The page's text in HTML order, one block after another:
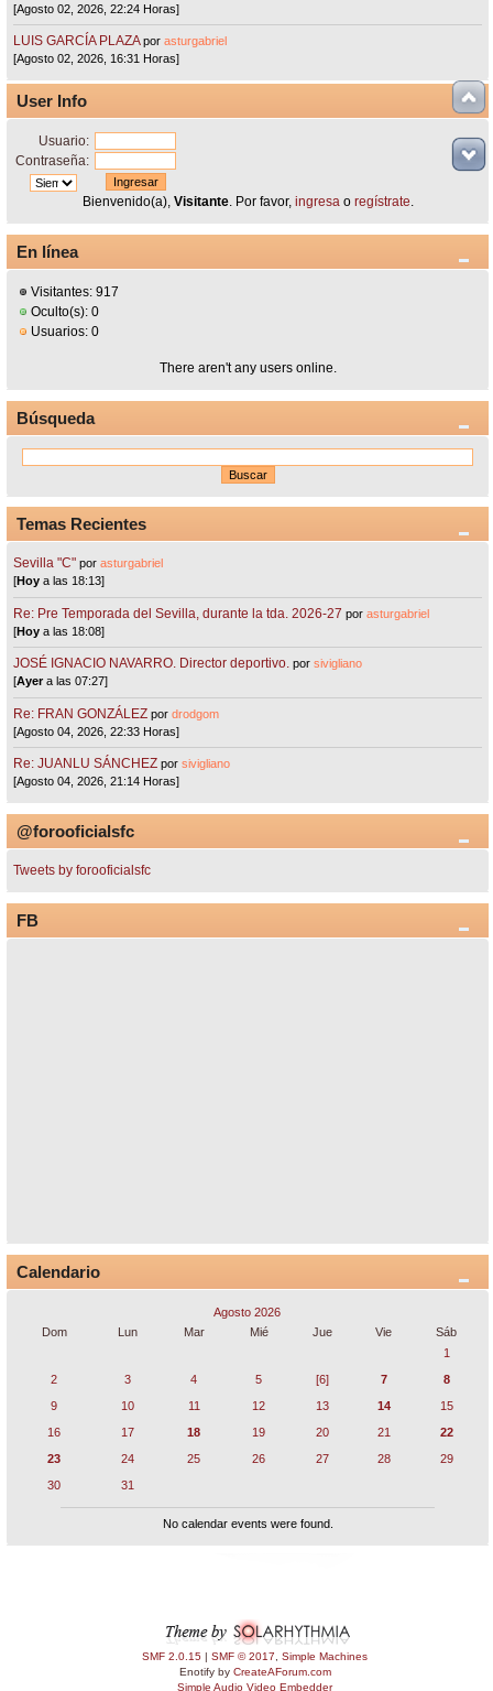
[Agosto 02, 2026, 22:24 Horas]
LUIS GARCÍA PLAZA porasturgabriel
[Agosto 02, 2026, 16:31 Horas]
User Info
Usuario:
Contraseña:
Bienvenido(a), Visitante. Por favor, ingresao regístrate.
En línea
Visitantes: 917
Oculto(s): 0
Usuarios: 0
There aren't any users online.
Búsqueda
Temas Recientes
Sevilla "C"porasturgabriel
[Hoy a las 18:13]
Re: Pre Temporada del Sevilla, durante la tda. 2026-27 porasturgabriel
[Hoy a las 18:08]
JOSÉ IGNACIO NAVARRO. Director deportivo. porsivigliano
[Ayera las 07:27]
Re: FRAN GONZÁLEZ pordrodgom
[Agosto 04, 2026, 22:33 Horas]
Re: JUANLU SÁNCHEZ porsivigliano
[Agosto 04, 2026, 21:14 Horas]
@forooficialsfc
Tweets by forooficialsfc
FB
Calendario
Agosto 2026
Dom
Lun Mar Mié Jue Vie
Sáb
1
2
3 4 5 [6] 7
8
9
10 11 12 13 14
15
16
17 18 19 20 21
22
23
24 25 26 27 28
29
30
31
No calendar events were found.
SMF 2.0.15 | SMF © 2017
Simple Machines
Enotify by CreateAForum.com
Simple Audio Video Embedder